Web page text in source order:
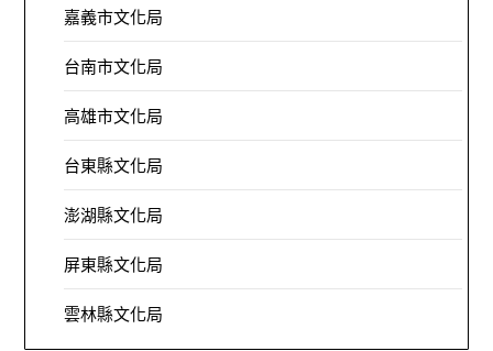
嘉義市文化局
台南市文化局
高雄市文化局
台東縣文化局
澎湖縣文化局
屏東縣文化局
雲林縣文化局